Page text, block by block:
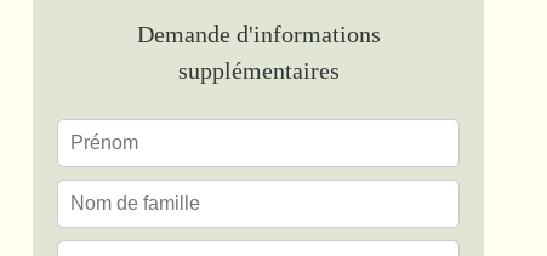
Demande d'informations
supplémentaires